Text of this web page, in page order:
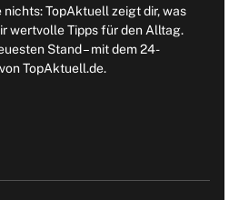
nichts: TopAktuell zeigt dir, was
wertvolle Tipps für den Alltag.
Stand – mit dem 24-
TopAktuell.de.